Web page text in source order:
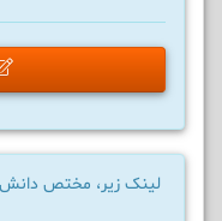
لینک زیر، مختص دانش